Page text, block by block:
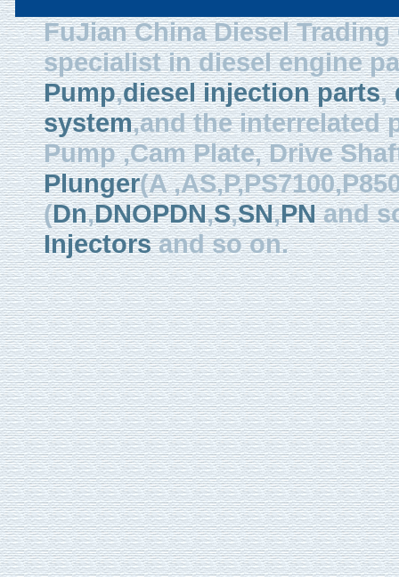
FuJian China Diesel
specialist in diesel engine
Pump,diesel injection parts,
system,and the interrelated
Pump ,Cam Plate, Drive
Plunger(A
(Dn,DNOPDN,S,SN,PNand
Injectorsand so on.